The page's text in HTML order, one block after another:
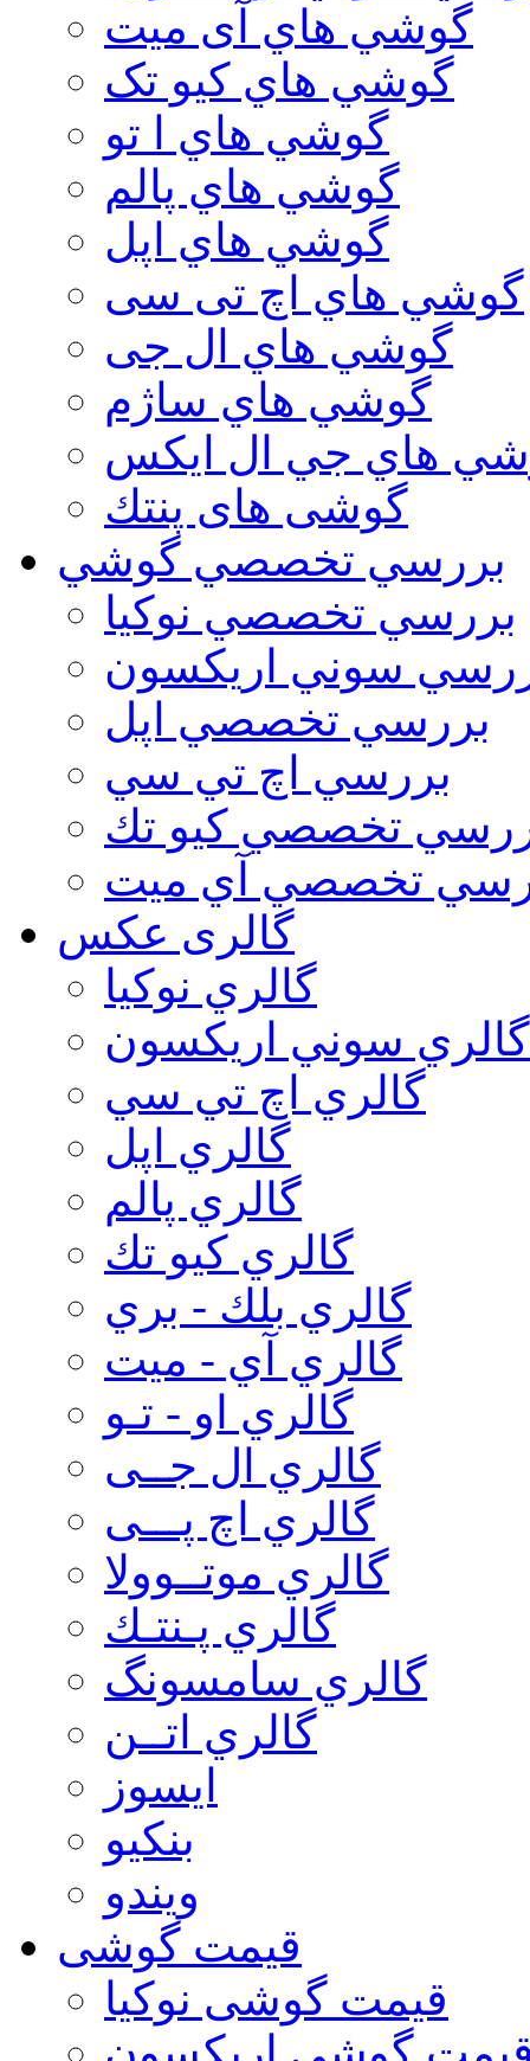
گوشي هاي آی میت
گوشي هاي کیو تک
گوشي هاي ا تو
گوشي هاي پالم
گوشي هاي اپل
گوشي هاي اچ تی سی
گوشي هاي ال جی
گوشي هاي ساژم
هاي جي ال ايكس
گوشی های پنتك
بررسي تخصصي گوشي
بررسي تخصصي نوكيا
سوني اريكسون
بررسي تخصصي اپل
بررسي اچ تي سي
تخصصي كيو تك
تخصصي آي ميت
گالری عکس
گالري نوكيا
گالري سوني اريكسون
گالري اچ تي سي
گالري اپل
گالري پالم
گالري كيو تك
گالري بلك - بري
گالري آي - ميت
گالري او - تـو
گالري ال جــی
گالري اچ پـــی
گالري موتــوولا
گالري پـنتـك
گالري سامسونگ
گالري اتــن
ایسوز
بنکیو
ویندو
قیمت گوشی
قیمت گوشی نوكيا